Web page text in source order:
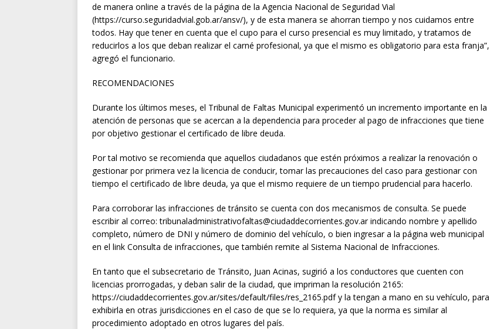
de manera online a través de la página de la Agencia Nacional de Seguridad Vial
(https://curso.seguridadvial.gob.ar/ansv/), y de esta manera se ahorran tiempo y nos cuidamos entre
todos. Hay que tener en cuenta que el cupo para el curso presencial es muy limitado, y tratamos de
reducirlos a los que deban realizar el carné profesional, ya que el mismo es obligatorio para esta franja”,
agregó el funcionario.
RECOMENDACIONES
Durante los últimos meses, el Tribunal de Faltas Municipal experimentó un incremento importante en la
atención de personas que se acercan a la dependencia para proceder al pago de infracciones que tiene
por objetivo gestionar el certificado de libre deuda.
Por tal motivo se recomienda que aquellos ciudadanos que estén próximos a realizar la renovación o
gestionar por primera vez la licencia de conducir, tomar las precauciones del caso para gestionar con
tiempo el certificado de libre deuda, ya que el mismo requiere de un tiempo prudencial para hacerlo.
Para corroborar las infracciones de tránsito se cuenta con dos mecanismos de consulta. Se puede
escribir al correo: tribunaladministrativofaltas@ciudaddecorrientes.gov.ar indicando nombre y apellido
completo, número de DNI y número de dominio del vehículo, o bien ingresar a la página web municipal
en el link Consulta de infracciones, que también remite al Sistema Nacional de Infracciones.
En tanto que el subsecretario de Tránsito, Juan Acinas, sugirió a los conductores que cuenten con
licencias prorrogadas, y deban salir de la ciudad, que impriman la resolución 2165:
https://ciudaddecorrientes.gov.ar/sites/default/files/res_2165.pdf y la tengan a mano en su vehículo, para
exhibirla en otras jurisdicciones en el caso de que se lo requiera, ya que la norma es similar al
procedimiento adoptado en otros lugares del país.